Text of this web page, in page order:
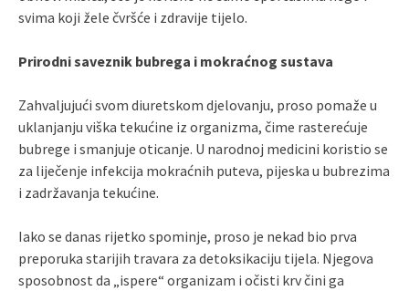
svima koji žele čvršće i zdravije tijelo.
Prirodni saveznik bubrega i mokraćnog sustava
Zahvaljujući svom diuretskom djelovanju, proso pomaže u
uklanjanju viška tekućine iz organizma, čime rasterećuje
bubrege i smanjuje oticanje. U narodnoj medicini koristio se
za liječenje infekcija mokraćnih puteva, pijeska u bubrezima
i zadržavanja tekućine.
Iako se danas rijetko spominje, proso je nekad bio prva
preporuka starijih travara za detoksikaciju tijela. Njegova
sposobnost da „ispere“ organizam i očisti krv čini ga